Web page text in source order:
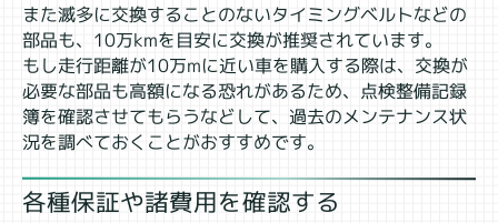
また滅多に交換することのないタイミングベルトなどの
部品も、10万kmを目安に交換が推奨されています。
もし走行距離が10万mに近い車を購入する際は、交換が
必要な部品も高額になる恐れがあるため、点検整備記録
簿を確認させてもらうなどして、過去のメンテナンス状
況を調べておくことがおすすめです。
各種保証や諸費用を確認する